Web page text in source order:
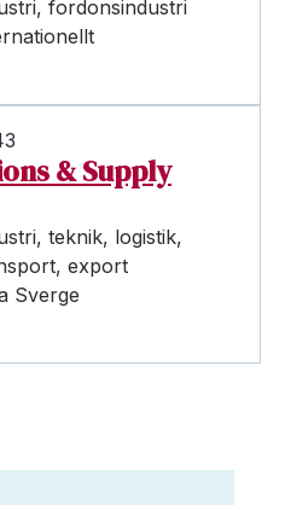
fordonsindustri
& Supply
teknik, logistik,
export
Sverge